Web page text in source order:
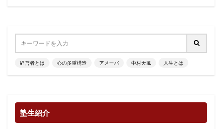
経営者とは 心の多重構造 アメーバ 中村天風 人生とは
塾生紹介